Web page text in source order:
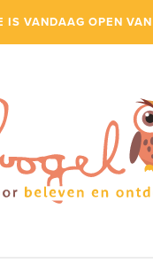
IS VANDAAG OPEN